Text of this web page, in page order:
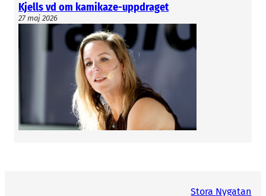
Kjells vd om kamikaze-uppdraget
27 maj 2026
Stora Nygatan